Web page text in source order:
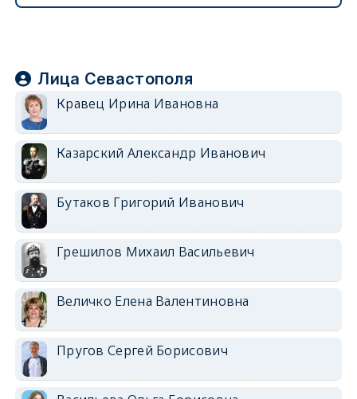
Лица Севастополя
Кравец Ирина Ивановна
Казарский Александр Иванович
Бутаков Григорий Иванович
Грешилов Михаил Васильевич
Величко Елена Валентиновна
Пругов Сергей Борисович